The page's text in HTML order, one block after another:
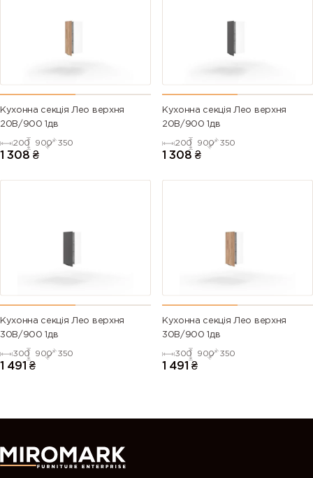
Кухонна секція Лео верхня
20В/900 1дв
200 900 350
1 308 ₴
Кухонна секція Лео верхня
20В/900 1дв
200 900 350
1 308 ₴
Кухонна секція Лео верхня
30В/900 1дв
300 900 350
1 491 ₴
Кухонна секція Лео верхня
30В/900 1дв
300 900 350
1 491 ₴